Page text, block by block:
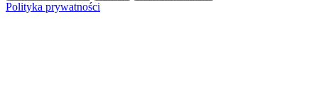
Polityka prywatności